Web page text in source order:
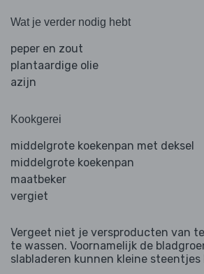
Wat je verder nodig hebt
peper en zout
plantaardige olie
azijn
Kookgerei
middelgrote koekenpan met deksel
middelgrote koekenpan
maatbeker
vergiet
Vergeet niet je versproducten van
te wassen. Voornamelijk de
slabladeren kunnen kleine